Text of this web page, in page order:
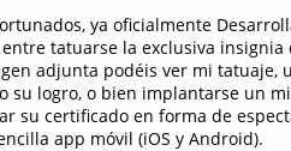
ya oficialmente
tatuarse la exclusiva
adjunta podéis ver mi tatuaje,
su logro, o bien implantarse un
su certificado en forma de
app móvil (iOS y Android).